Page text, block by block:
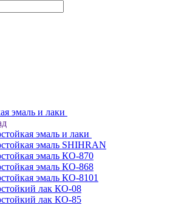
эмаль и лаки
эмаль и лаки
эмаль SHIHRAN
эмаль КО-870
эмаль КО-868
эмаль КО-8101
лак КО-08
лак КО-85